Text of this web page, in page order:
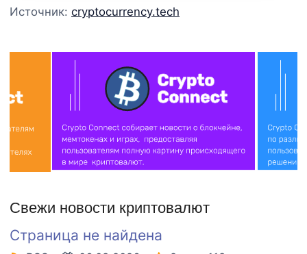
Источник: cryptocurrency.tech
Свежи новости криптовалют
Страница не найдена